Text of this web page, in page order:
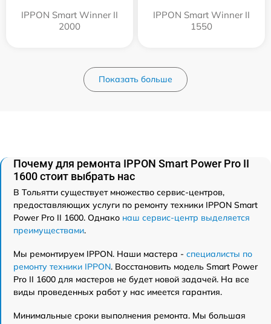
IPPON Smart Winner II
2000
IPPON Smart Winner II
1550
Показать больше
Почему для ремонта IPPON Smart Power Pro II
1600 стоит выбрать нас
В Тольятти существует множество сервис-центров,
предоставляющих услуги по ремонту техники IPPON Smart
Power Pro II 1600. Однако наш сервис-центр выделяется
преимуществами.
Мы ремонтируем IPPON. Наши мастера - специалисты по
ремонту техники IPPON. Восстановить модель Smart Power
Pro II 1600 для мастеров не будет новой задачей. На все
виды проведенных работ у нас имеется гарантия.
Минимальные сроки выполнения ремонта. Мы большая